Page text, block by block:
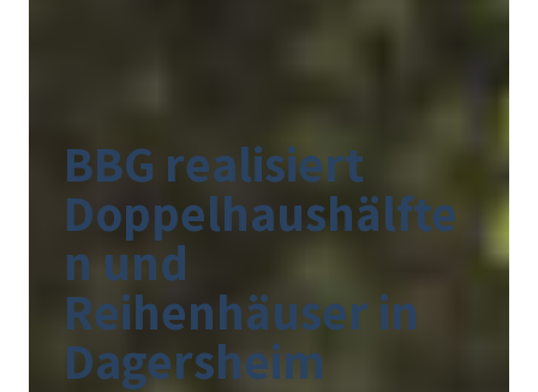
BBG realisiert
Doppelhaushälfte
n und
Reihenhäuser in
Dagersheim